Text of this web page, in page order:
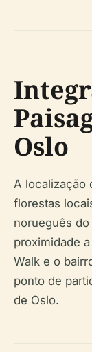
Oslo
A localização
florestas
norueguês do
proximidade
Walk e o
ponto de
de Oslo.